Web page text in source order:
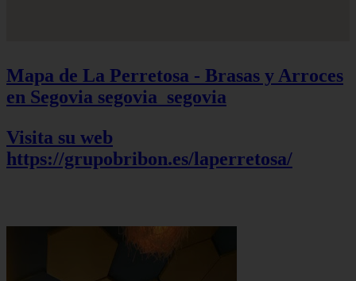
Mapa de La Perretosa - Brasas y Arroces
en Segovia segovia_segovia
Visita su web
https://grupobribon.es/laperretosa/